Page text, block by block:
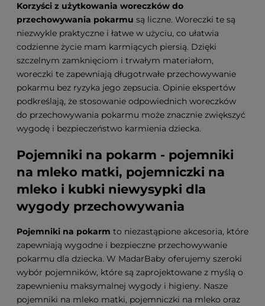
Korzyści z użytkowania woreczków do
przechowywania pokarmu są liczne. Woreczki te są
niezwykle praktyczne i łatwe w użyciu, co ułatwia
codzienne życie mam karmiących piersią. Dzięki
szczelnym zamknięciom i trwałym materiałom,
woreczki te zapewniają długotrwałe przechowywanie
pokarmu bez ryzyka jego zepsucia. Opinie ekspertów
podkreślają, że stosowanie odpowiednich woreczków
do przechowywania pokarmu może znacznie zwiększyć
wygodę i bezpieczeństwo karmienia dziecka.
Pojemniki na pokarm - pojemniki
na mleko matki, pojemniczki na
mleko i kubki niewysypki dla
wygody przechowywania
Pojemniki na pokarm to niezastąpione akcesoria, które
zapewniają wygodne i bezpieczne przechowywanie
pokarmu dla dziecka. W MadarBaby oferujemy szeroki
wybór pojemników, które są zaprojektowane z myślą o
zapewnieniu maksymalnej wygody i higieny. Nasze
pojemniki na mleko matki, pojemniczki na mleko oraz